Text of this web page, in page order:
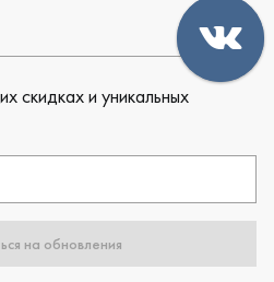
скидках и уникальных
на обновления